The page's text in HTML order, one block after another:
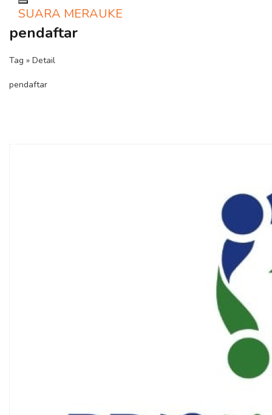
Toggle navigation
SUARA MERAUKE
pendaftar
Tag » Detail
pendaftar